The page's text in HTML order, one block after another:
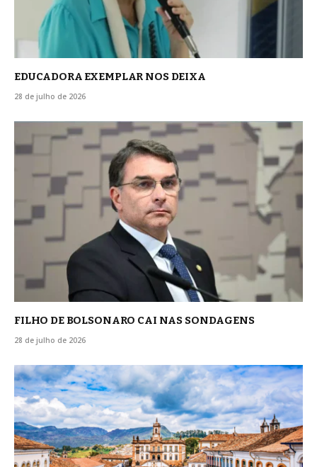
EDUCADORA EXEMPLAR NOS DEIXA
28 de julho de 2026
FILHO DE BOLSONARO CAI NAS SONDAGENS
28 de julho de 2026